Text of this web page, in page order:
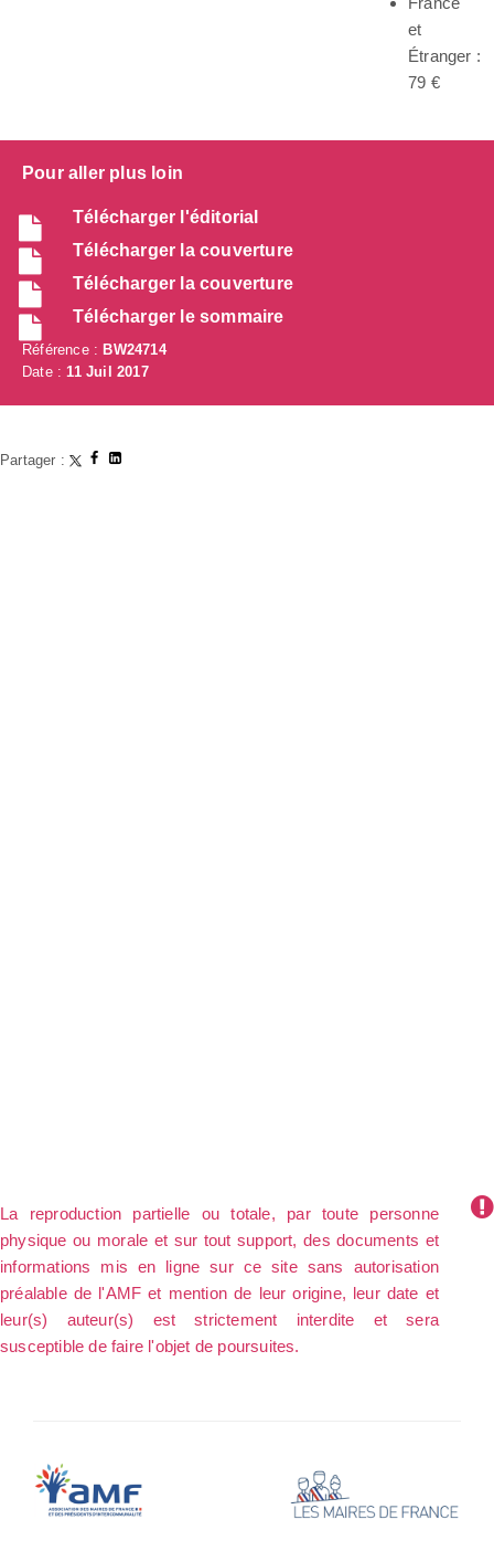
et
Étranger :
79 €
Pour aller plus loin
Télécharger l'éditorial
Télécharger la couverture
Télécharger la couverture
Télécharger le sommaire
Référence : BW24714
Date :11 Juil 2017
Partager :
La reproduction partielle ou totale, par toute personne
physique ou morale et sur tout support, des documents et
informations mis en ligne sur ce site sans autorisation
préalable de l'AMF et mention de leur origine, leur date et
leur(s) auteur(s) est strictement interdite et sera
susceptible de faire l'objet de poursuites.